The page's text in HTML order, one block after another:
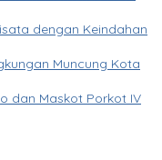
dengan Keindahan
Muncung Kota
dan Maskot Porkot IV